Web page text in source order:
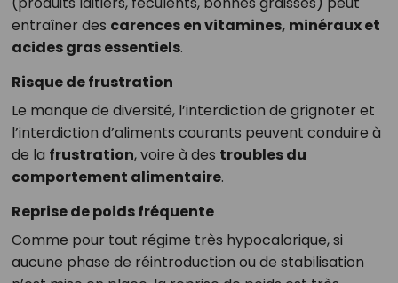
entraîner des carences en vitamines, minéraux et
acides gras essentiels.
Risque de frustration
Le manque de diversité, l’interdiction de grignoter et
l’interdiction d’aliments courants peuvent conduire à
de la frustration, voire à des troubles du
comportement alimentaire.
Reprise de poids fréquente
Comme pour tout régime très hypocalorique, si
aucune phase de réintroduction ou de stabilisation